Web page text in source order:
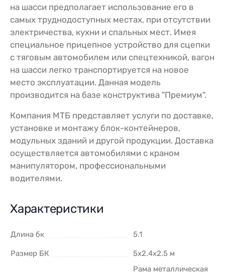
на шасси предполагает использование его в
самых труднодоступных местах, при отсутствии
электричества, кухни и спальных мест. Имея
специальное прицепное устройство для сцепки
с тяговым автомобилем или спецтехникой, вагон
на шасси легко транспортируется на новое
место эксплуатации. Данная модель
производится на базе конструктива "Премиум".
Компания МТБ представляет услуги по доставке,
установке и монтажу блок-контейнеров,
модульных зданий и другой продукции. Доставка
осуществляется автомобилями с краном
манипулятором, профессиональными
водителями.
Характеристики
Длина бк 5.1
Размер БК 5х2.4х2.5 м
Рама металлическая